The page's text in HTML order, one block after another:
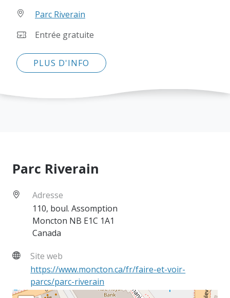
Parc Riverain
Entrée gratuite
PLUS D'INFO
Parc Riverain
Adresse
110, boul. Assomption
Moncton NB E1C 1A1
Canada
Site web
https://www.moncton.ca/fr/faire-et-voir-
parcs/parc-riverain